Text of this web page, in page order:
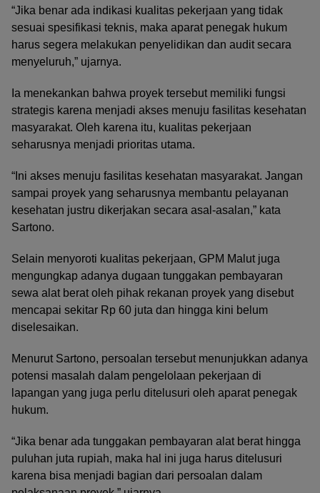
“Jika benar ada indikasi kualitas pekerjaan yang tidak
sesuai spesifikasi teknis, maka aparat penegak hukum
harus segera melakukan penyelidikan dan audit secara
menyeluruh,” ujarnya.
Ia menekankan bahwa proyek tersebut memiliki fungsi
strategis karena menjadi akses menuju fasilitas kesehatan
masyarakat. Oleh karena itu, kualitas pekerjaan
seharusnya menjadi prioritas utama.
“Ini akses menuju fasilitas kesehatan masyarakat. Jangan
sampai proyek yang seharusnya membantu pelayanan
kesehatan justru dikerjakan secara asal-asalan,” kata
Sartono.
Selain menyoroti kualitas pekerjaan, GPM Malut juga
mengungkap adanya dugaan tunggakan pembayaran
sewa alat berat oleh pihak rekanan proyek yang disebut
mencapai sekitar Rp 60 juta dan hingga kini belum
diselesaikan.
Menurut Sartono, persoalan tersebut menunjukkan adanya
potensi masalah dalam pengelolaan pekerjaan di
lapangan yang juga perlu ditelusuri oleh aparat penegak
hukum.
“Jika benar ada tunggakan pembayaran alat berat hingga
puluhan juta rupiah, maka hal ini juga harus ditelusuri
karena bisa menjadi bagian dari persoalan dalam